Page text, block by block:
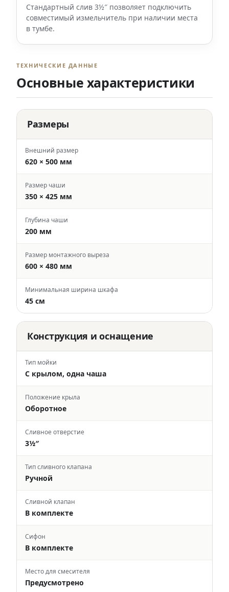
Стандартный слив 3½″ позволяет подключить
совместимый измельчитель при наличии места
в тумбе.
ТЕХНИЧЕСКИЕ ДАННЫЕ
Основные характеристики
Размеры
Внешний размер
620 × 500 мм
Размер чаши
350 × 425 мм
Глубина чаши
200 мм
Размер монтажного выреза
600 × 480 мм
Минимальная ширина шкафа
45 см
Конструкция и оснащение
Тип мойки
С крылом, одна чаша
Положение крыла
Оборотное
Сливное отверстие
3½″
Тип сливного клапана
Ручной
Сливной клапан
В комплекте
Сифон
В комплекте
Место для смесителя
Предусмотрено